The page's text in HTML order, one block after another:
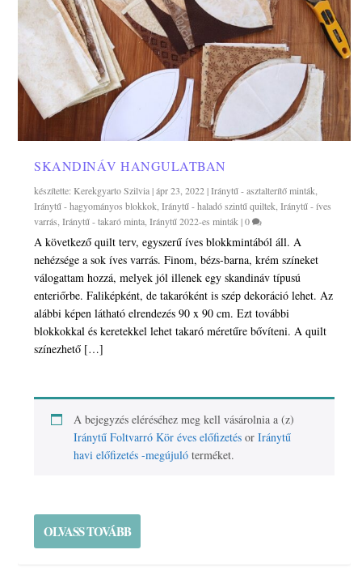
SKANDINÁV HANGULATBAN
készítette:Kerekgyarto Szilvia|ápr 23, 2022|Iránytű - asztalterítő minták
Iránytű - hagyományos blokkok ,Iránytű - haladó szintű quiltek ,Iránytű - íves
varrás ,Iránytű - takaró minta ,Iránytű 2022-es minták |0
A következő quilt terv, egyszerű íves blokkmintából áll. A
nehézsége a sok íves varrás. Finom, bézs-barna, krém színeket
válogattam hozzá, melyek jól illenek egy skandináv típusú
enteriőrbe. Faliképként, de takaróként is szép dekoráció lehet. Az
alábbi képen látható elrendezés 90 x 90 cm. Ezt további
blokkokkal és keretekkel lehet takaró méretűre bővíteni. A quilt
színezhető […]
A bejegyzés eléréséhez meg kell vásárolnia a (z)
Iránytű Foltvarró Kör éves előfizetés orIránytű
havi előfizetés -megújuló terméket.
OLVASS TOVÁBB